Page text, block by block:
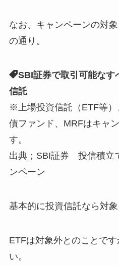
なお、キャンペーンの対
の通り。
SBI証券で取引可能なす
信託
※上場投資信託（ETF等）
債ファンド、MRFはキャ
す。
出典；SBI証券 投信積立
ンペーン
基本的に投資信託なら対象
ETFは対象外とのことで
い。